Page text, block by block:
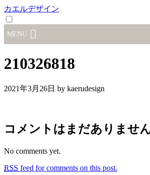
カエルデザイン
MENU
210326818
2021年3月26日 by kaerudesign
コメントはまだありませ
No comments yet.
RSS feed for comments on this post.